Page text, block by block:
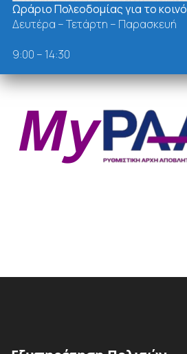
Ωράριο Πολεοδομίας για το κοινό
Δευτέρα – Τετάρτη – Παρασκευή
9:00 – 14:30